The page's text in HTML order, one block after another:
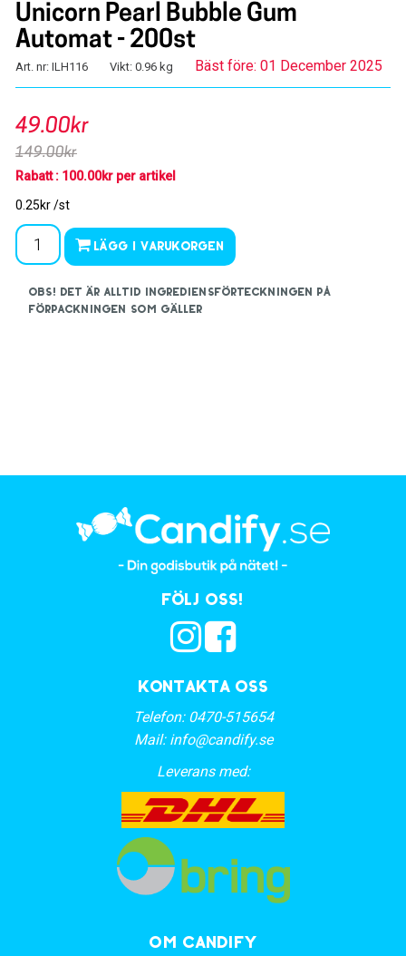
Unicorn Pearl Bubble Gum
Automat - 200st
Art. nr: ILH116 Vikt: 0.96 kg Bäst före: 01 December 2025
49.00kr
149.00kr
Rabatt : 100.00kr per artikel
0.25kr /st
Lägg i varukorgen
OBS! Det är alltid ingrediensförteckningen på
förpackningen som gäller
Kontakta oss
Telefon: 0470-515654
Mail: info@candify.se
Leverans med:
Följ oss!
OM CANDIFY